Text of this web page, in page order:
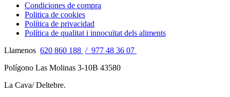
Condiciones de compra
Politica de cookies
Política de privacidad
Política de qualitat i innocuïtat dels aliments
Llamenos 620 860 188 / 977 48 36 07
Polígono Las Molinas 3-10B 43580
La Cava/ Deltebre.